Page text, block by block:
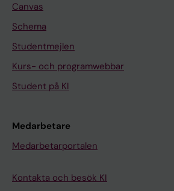
Canvas
Schema
Studentmejlen
Kurs- och programwebbar
Student på KI
Medarbetare
Medarbetarportalen
Kontakta och besök KI